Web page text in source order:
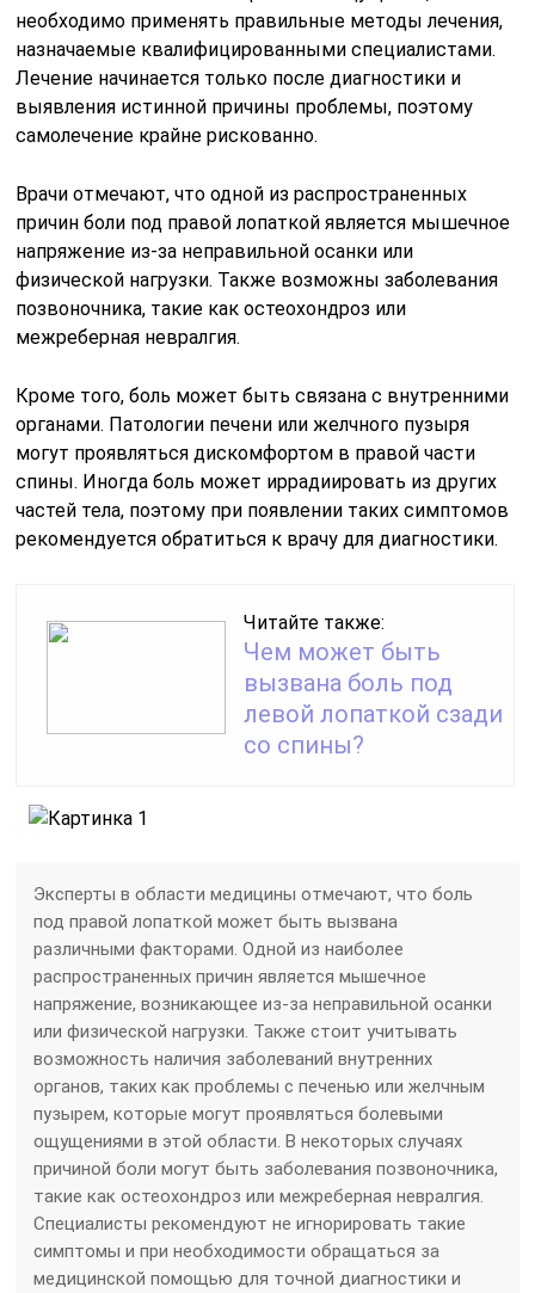
необходимо применять правильные методы лечения,
назначаемые квалифицированными специалистами.
Лечение начинается только после диагностики и
выявления истинной причины проблемы, поэтому
самолечение крайне рискованно.
Врачи отмечают, что одной из распространенных
причин боли под правой лопаткой является мышечное
напряжение из-за неправильной осанки или
физической нагрузки. Также возможны заболевания
позвоночника, такие как остеохондроз или
межреберная невралгия.
Кроме того, боль может быть связана с внутренними
органами. Патологии печени или желчного пузыря
могут проявляться дискомфортом в правой части
спины. Иногда боль может иррадиировать из других
частей тела, поэтому при появлении таких симптомов
рекомендуется обратиться к врачу для диагностики.
Читайте также:
Чем может быть
вызвана боль под
левой лопаткой сзади
со спины?
Эксперты в области медицины отмечают, что боль
под правой лопаткой может быть вызвана
различными факторами. Одной из наиболее
распространенных причин является мышечное
напряжение, возникающее из-за неправильной осанки
или физической нагрузки. Также стоит учитывать
возможность наличия заболеваний внутренних
органов, таких как проблемы с печенью или желчным
пузырем, которые могут проявляться болевыми
ощущениями в этой области. В некоторых случаях
причиной боли могут быть заболевания позвоночника,
такие как остеохондроз или межреберная невралгия.
Специалисты рекомендуют не игнорировать такие
симптомы и при необходимости обращаться за
медицинской помощью для точной диагностики и